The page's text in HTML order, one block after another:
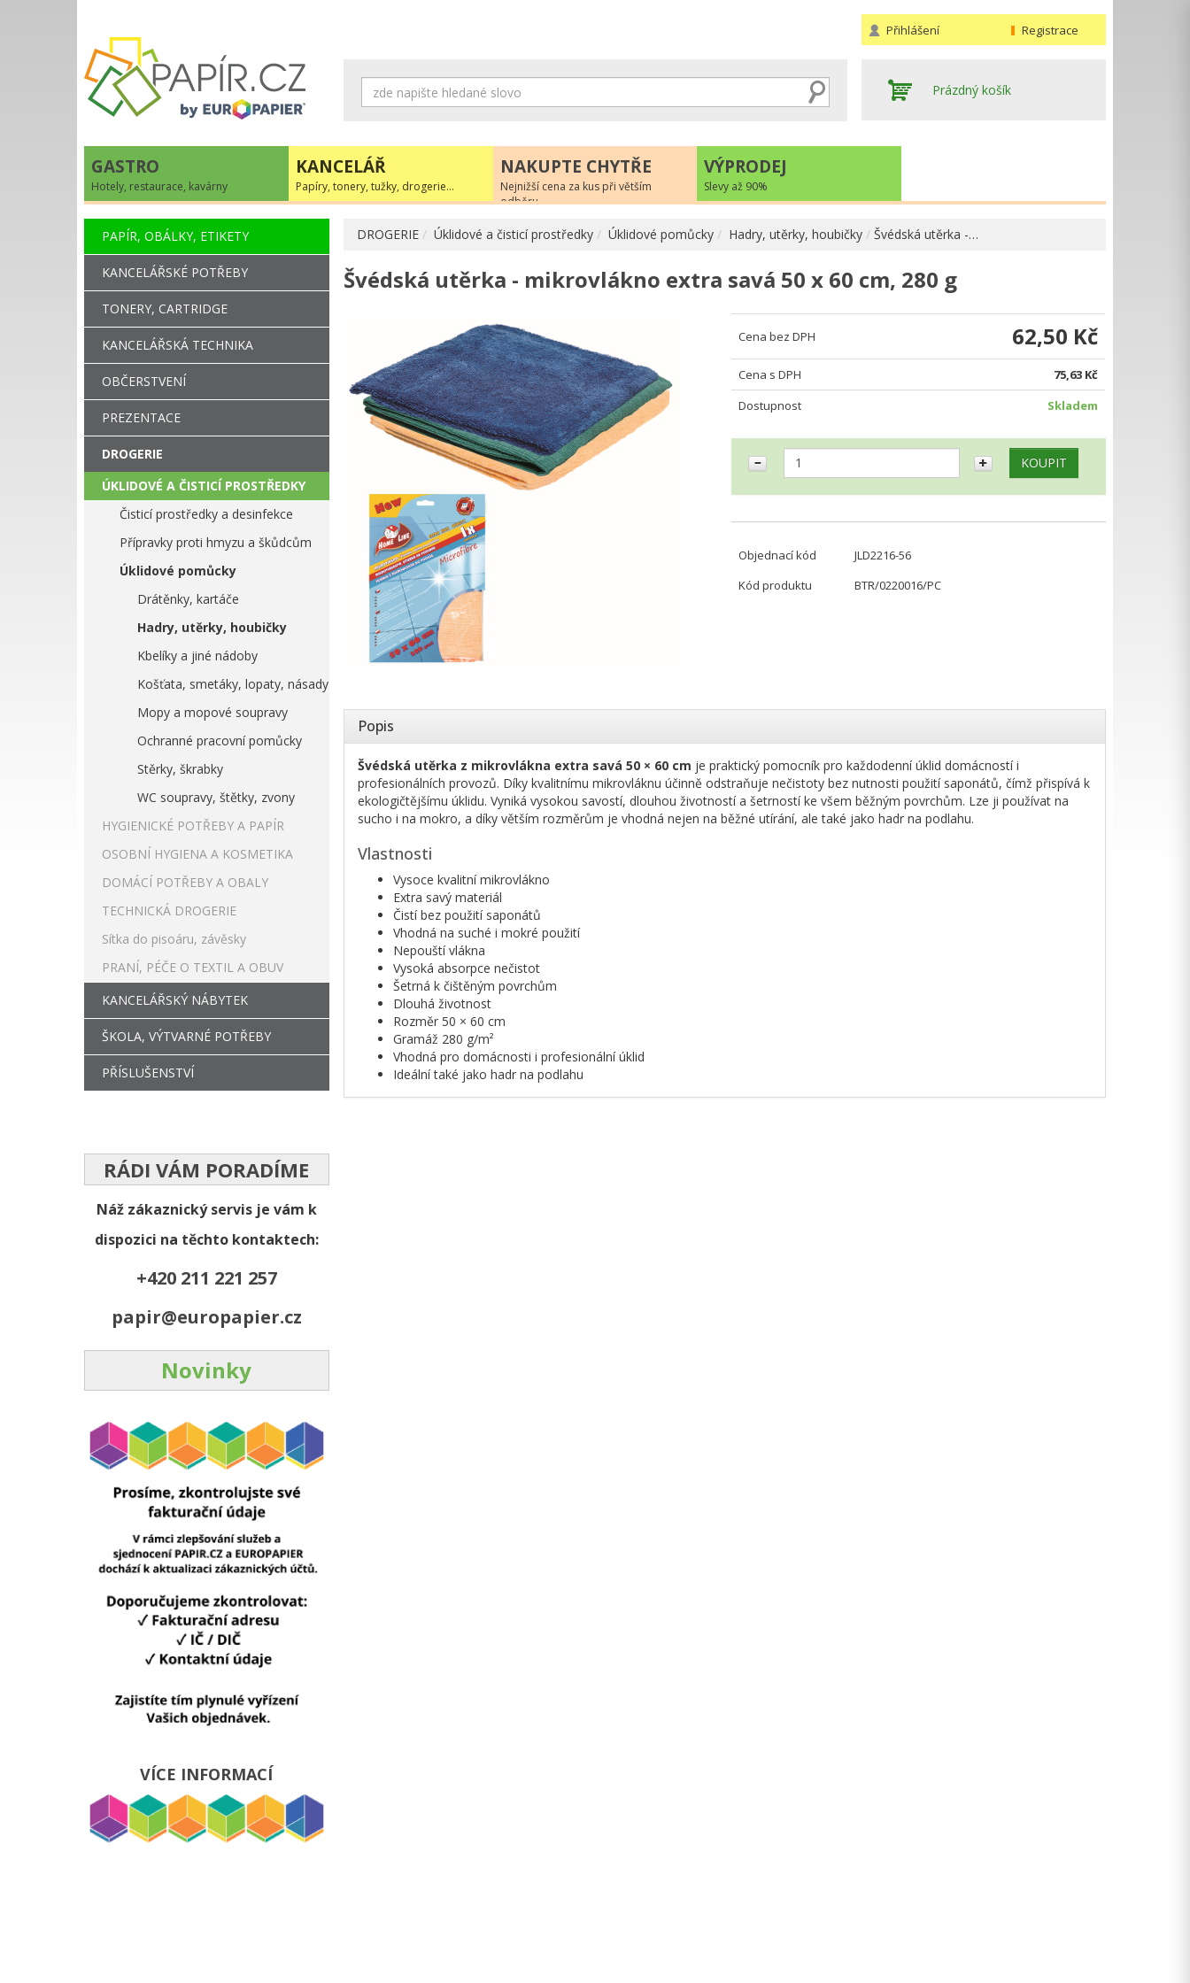
Přihlášení Registrace
Prázdný košík
GASTRO
Hotely, restaurace, kavárny
KANCELÁŘ
Papíry, tonery, tužky, drogerie...
NAKUPTE CHYTŘE
Nejnižší cena za kus při větším
odběru
VÝPRODEJ
Slevy až 90%
DROGERIE Úklidové a čisticí prostředky Úklidové pomůcky Hadry, utěrky, houbičky Švédská utěrka -…
Švédská utěrka - mikrovlákno extra savá 50 x 60 cm, 280 g
Cena bez DPH 62,50 Kč
Cena s DPH
75,63 Kč
Dostupnost
Skladem
Objednací kód
JLD2216-56
Kód produktu
BTR/0220016/PC
Popis
Švédská utěrka z mikrovlákna extra savá 50 × 60 cm je praktický pomocník pro každodenní úklid domácností i
profesionálních provozů. Díky kvalitnímu mikrovláknu účinně odstraňuje nečistoty bez nutnosti použití saponátů, čímž přispívá k
ekologičtějšímu úklidu. Vyniká vysokou savostí, dlouhou životností a šetrností ke všem běžným povrchům. Lze ji používat na
sucho i na mokro, a díky větším rozměrům je vhodná nejen na běžné utírání, ale také jako hadr na podlahu.
Vlastnosti
Vysoce kvalitní mikrovlákno
Extra savý materiál
Čistí bez použití saponátů
Vhodná na suché i mokré použití
Nepouští vlákna
Vysoká absorpce nečistot
Šetrná k čištěným povrchům
Dlouhá životnost
Rozměr 50 × 60 cm
Gramáž 280 g/m²
Vhodná pro domácnosti i profesionální úklid
Ideální také jako hadr na podlahu
PAPÍR, OBÁLKY, ETIKETY
KANCELÁŘSKÉ POTŘEBY
TONERY, CARTRIDGE
KANCELÁŘSKÁ TECHNIKA
OBČERSTVENÍ
PREZENTACE
DROGERIE
ÚKLIDOVÉ A ČISTICÍ PROSTŘEDKY
Čisticí prostředky a desinfekce
Přípravky proti hmyzu a škůdcům
Úklidové pomůcky
Drátěnky, kartáče
Hadry, utěrky, houbičky
Kbelíky a jiné nádoby
Košťata, smetáky, lopaty, násady
Mopy a mopové soupravy
Ochranné pracovní pomůcky
Stěrky, škrabky
WC soupravy, štětky, zvony
HYGIENICKÉ POTŘEBY A PAPÍR
OSOBNÍ HYGIENA A KOSMETIKA
DOMÁCÍ POTŘEBY A OBALY
TECHNICKÁ DROGERIE
Sítka do pisoáru, závěsky
PRANÍ, PÉČE O TEXTIL A OBUV
KANCELÁŘSKÝ NÁBYTEK
ŠKOLA, VÝTVARNÉ POTŘEBY
PŘÍSLUŠENSTVÍ
RÁDI VÁM PORADÍME
Náž zákaznický servis je vám k
dispozici na těchto kontaktech:
+420 211 221 257
papir@europapier.cz
Novinky
VÍCE INFORMACÍ